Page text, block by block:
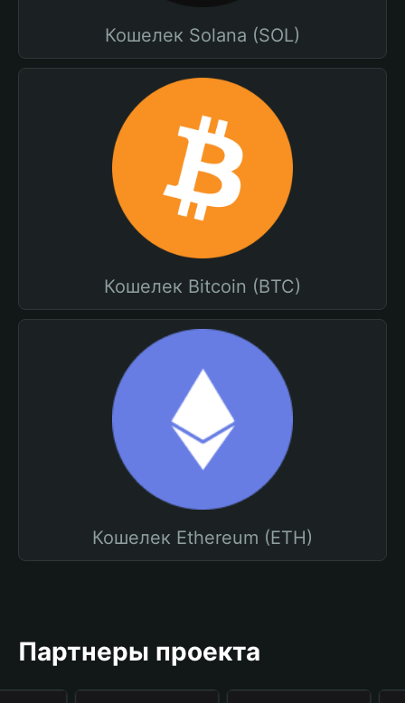
Кошелек Solana (SOL)
Кошелек Bitcoin (BTC)
Кошелек Ethereum (ETH)
Партнеры проекта